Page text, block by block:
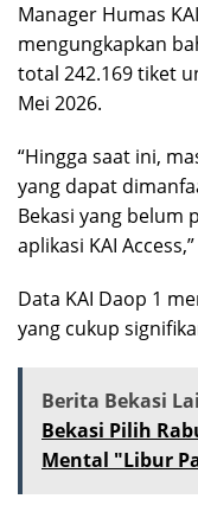
Manager Humas
mengungkapkan
total 242.169 tiket
Mei 2026.
“Hingga saat ini,
yang dapat
Bekasi yang belum
aplikasi KAI
Data KAI Daop 1
yang cukup
Berita Bekasi
Bekasi Pilih
Mental "Libur